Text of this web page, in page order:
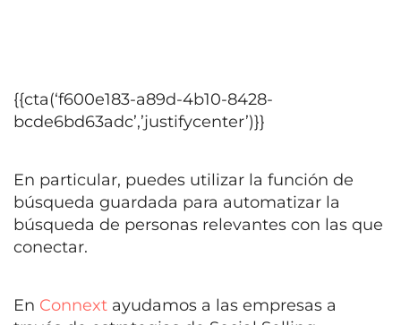
{{cta(‘f600e183-a89d-4b10-8428-
bcde6bd63adc’,’justifycenter’)}}
En particular, puedes utilizar la función de
búsqueda guardada para automatizar la
búsqueda de personas relevantes con las que
conectar.
En Connext ayudamos a las empresas a